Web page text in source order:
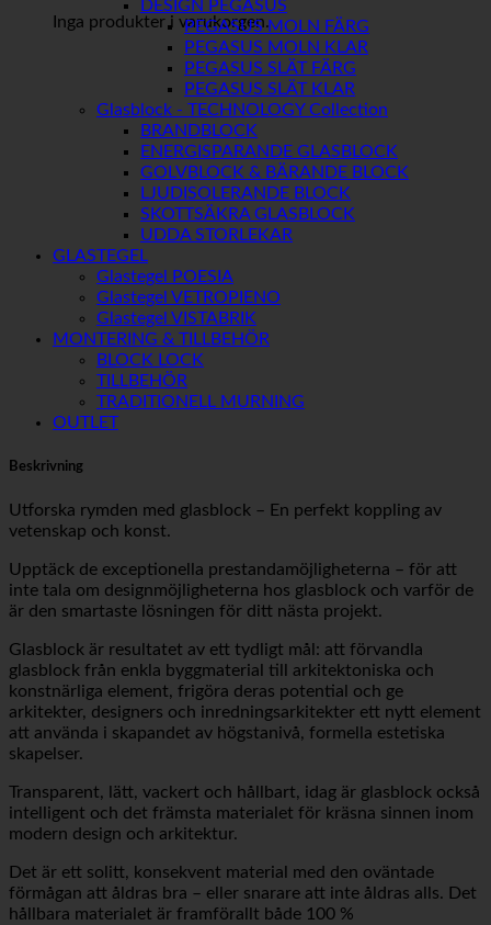
Inga produkter i varukorgen.
DESIGN PEGASUS
PEGASUS MOLN FÄRG
PEGASUS MOLN KLAR
PEGASUS SLÄT FÄRG
PEGASUS SLÄT KLAR
Glasblock - TECHNOLOGY Collection
BRANDBLOCK
ENERGISPARANDE GLASBLOCK
GOLVBLOCK & BÄRANDE BLOCK
LJUDISOLERANDE BLOCK
SKOTTSÄKRA GLASBLOCK
UDDA STORLEKAR
GLASTEGEL
Glastegel POESIA
Glastegel VETROPIENO
Glastegel VISTABRIK
MONTERING & TILLBEHÖR
BLOCK LOCK
TILLBEHÖR
TRADITIONELL MURNING
OUTLET
Beskrivning
Utforska rymden med glasblock – En perfekt koppling av
vetenskap och konst.
Upptäck de exceptionella prestandamöjligheterna – för att
inte tala om designmöjligheterna hos glasblock och varför de
är den smartaste lösningen för ditt nästa projekt.
Glasblock är resultatet av ett tydligt mål: att förvandla
glasblock från enkla byggmaterial till arkitektoniska och
konstnärliga element, frigöra deras potential och ge
arkitekter, designers och inredningsarkitekter ett nytt element
att använda i skapandet av högstanivå, formella estetiska
skapelser.
Transparent, lätt, vackert och hållbart, idag är glasblock också
intelligent och det främsta materialet för kräsna sinnen inom
modern design och arkitektur.
Det är ett solitt, konsekvent material med den oväntade
förmågan att åldras bra – eller snarare att inte åldras alls. Det
hållbara materialet är framförallt både 100 %